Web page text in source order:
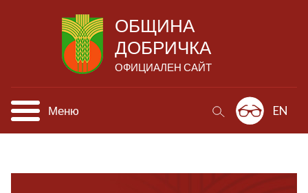
ОБЩИНА
ДОБРИЧКА
ОФИЦИАЛЕН САЙТ
Меню EN